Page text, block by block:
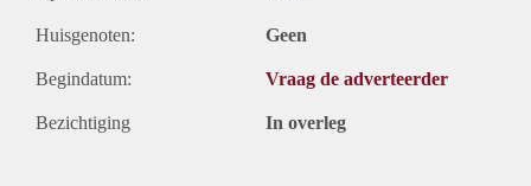
Huisgenoten: Geen
Begindatum: Vraag de adverteerder
Bezichtiging In overleg